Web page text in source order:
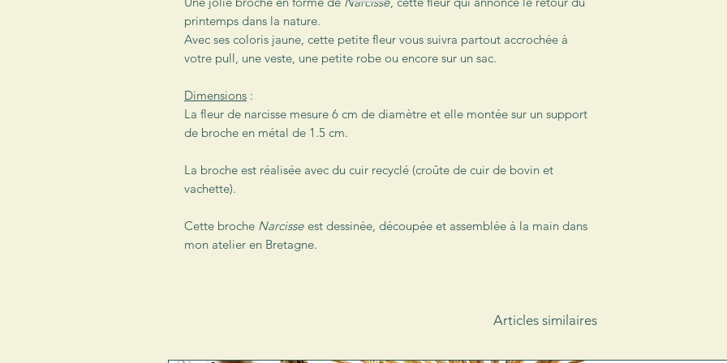
printemps dans la nature.
Avec ses coloris jaune, cette petite fleur vous suivra partout accrochée à
votre pull, une veste, une petite robe ou encore sur un sac.
Dimensions :
La fleur de narcisse mesure 6 cm de diamètre et elle montée sur un support
de broche en métal de 1.5 cm.
La broche est réalisée avec du cuir recyclé (croûte de cuir de bovin et
vachette).
Cette broche Narcisse est dessinée, découpée et assemblée à la main dans
mon atelier en Bretagne.
Articles similaires